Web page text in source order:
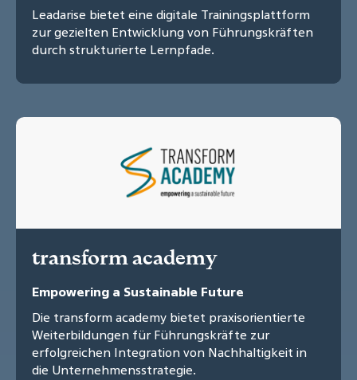
Leadarise bietet eine digitale Trainingsplattform
zur gezielten Entwicklung von Führungskräften
durch strukturierte Lernpfade.
transform academy
Empowering a Sustainable Future
Die transform academy bietet praxisorientierte
Weiterbildungen für Führungskräfte zur
erfolgreichen Integration von Nachhaltigkeit in
die Unternehmensstrategie.